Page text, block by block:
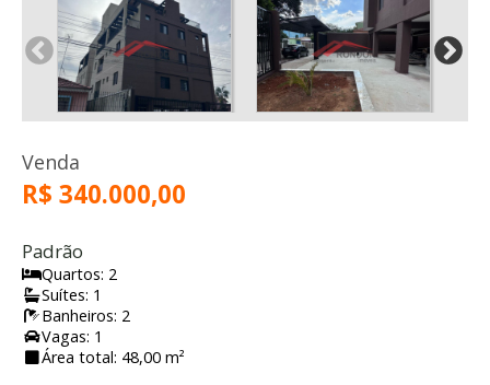
Venda
R$ 340.000,00
Padrão
Quartos: 2
Suítes: 1
Banheiros: 2
Vagas: 1
Área total: 48,00 m²